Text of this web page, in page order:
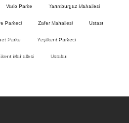
Vario Parke Yarımburgaz Mahallesi
Parkeci Zafer Mahallesi Ustası
Parke Yeşilkent Parkeci
Mahallesi Ustaları